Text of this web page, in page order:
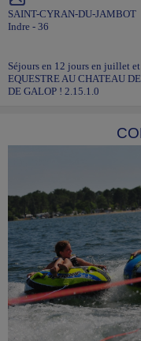
SAINT-CYRAN-DU-JAMBOT
Indre - 36
Séjours en 12 jours en juillet
EQUESTRE AU CHATEAU
DE GALOP ! 2.15.1.0